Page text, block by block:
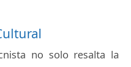
no solo resalta la